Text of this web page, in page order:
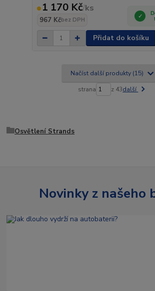
1 170 Kč/ks
967 Kčbez DPH
Přidat do košíku
Načíst další produkty (15)
strana z 43další
Osvětlení Strands
Novinky z našeho